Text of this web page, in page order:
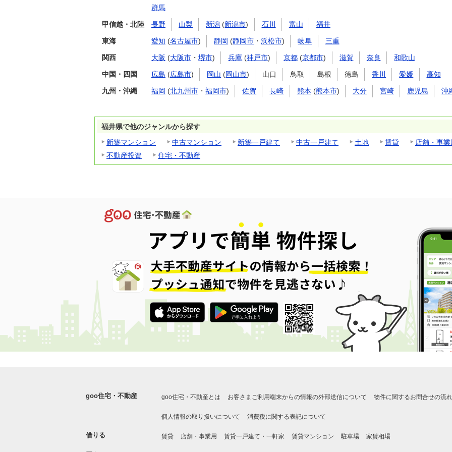
群馬
甲信越・北陸 長野 山梨 新潟 (新潟市) 石川 富山 福井
東海 愛知 (名古屋市) 静岡 (静岡市 ・浜松市) 岐阜 三重
関西 大阪 (大阪市 ・ 堺市) 兵庫 (神戸市) 京都 (京都市) 滋賀 奈良 和歌山
中国・四国 広島 (広島市) 岡山 (岡山市) 山口 鳥取 島根 徳島 香川 愛媛 高知
九州・沖縄 福岡 (北九州市 ・ 福岡市) 佐賀 長崎 熊本 (熊本市) 大分 宮崎 鹿児島 沖
福井県で他のジャンルから探す
新築マンション
中古マンション 新築一戸建て 中古一戸建て 土地 賃貸
店舗・事業
不動産投資
住宅・不動産
goo住宅・不動産 goo住宅・不動産とは お客さまご利用端末からの情報の外部送信について 物件に関するお問合せの流れ
個人情報の取り扱いについて 消費税に関する表記について
借りる 賃貸 店舗・事業用 賃貸一戸建て・一軒家 賃貸マンション 駐車場 家賃相場